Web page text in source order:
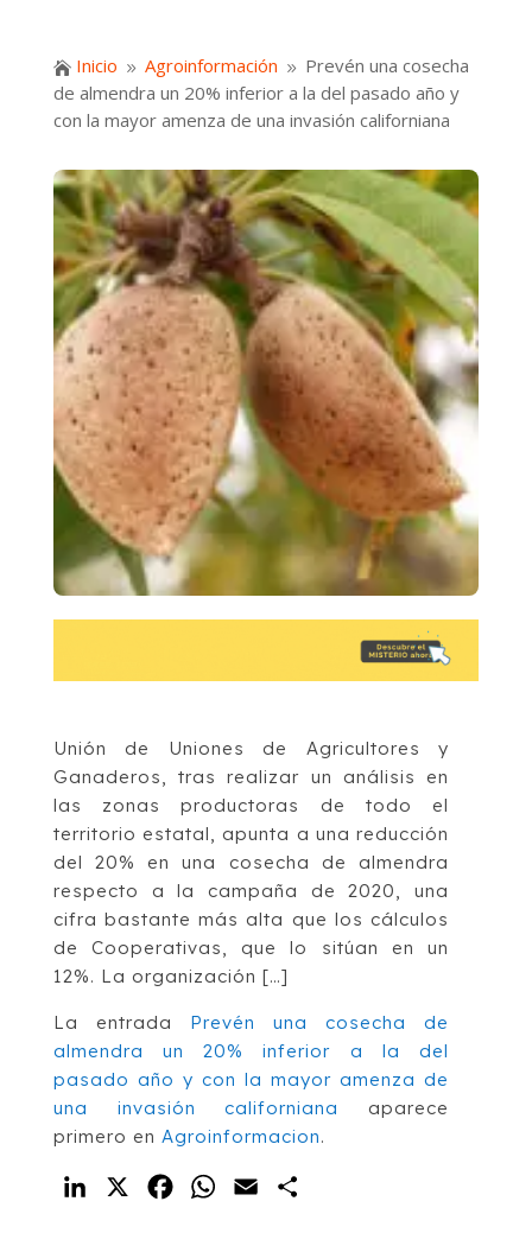
 Inicio 9 Agroinformación 9 Prevén una cosecha
de almendra un 20% inferior a la del pasado año y
con la mayor amenza de una invasión californiana
Unión de Uniones de Agricultores y
Ganaderos, tras realizar un análisis en
las zonas productoras de todo el
territorio estatal, apunta a una reducción
del 20% en una cosecha de almendra
respecto a la campaña de 2020, una
cifra bastante más alta que los cálculos
de Cooperativas, que lo sitúan en un
12%. La organización […]
La entrada Prevén una cosecha de
almendra un 20% inferior a la del
pasado año y con la mayor amenza de
una invasión californiana
aparece
primero en Agroinformacion.
LinkedIn FacebookWhatsApp
Email